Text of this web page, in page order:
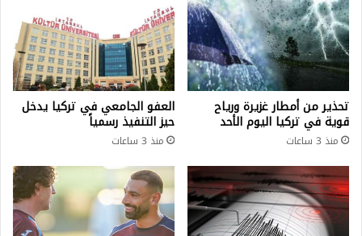
تحذير من أمطار غزيرة ورياح
قوية في تركيا اليوم الأحد
منذ 3 ساعات
العفو الجامعي في تركيا يدخل
حيز التنفيذ رسمياً
منذ 3 ساعات